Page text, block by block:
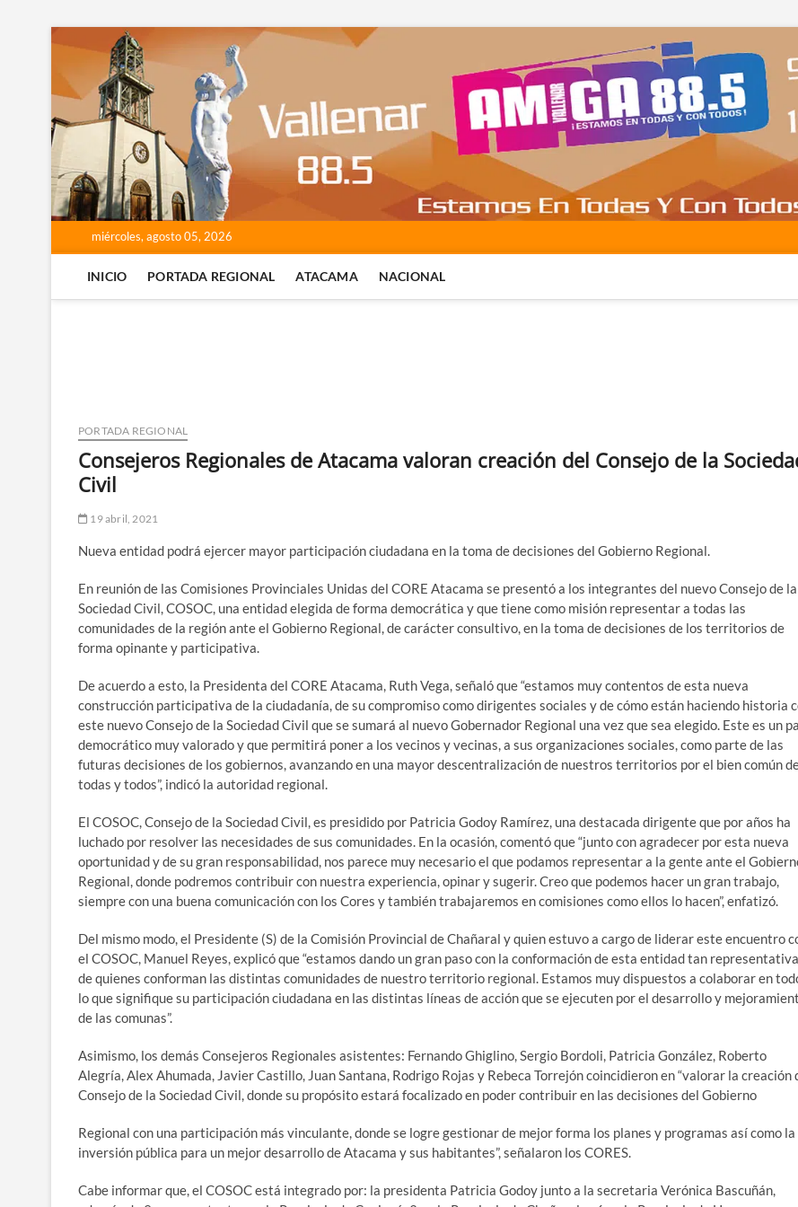
contenido
miércoles, agosto 05, 2026
INICIO PORTADA REGIONAL ATACAMA NACIONAL
PORTADA REGIONAL
Consejeros Regionales de Atacama valoran creación del Consejo de la
Civil
19 abril, 2021
Nueva entidad podrá ejercer mayor participación ciudadana en la toma de decisiones del Gobierno Regional.
En reunión de las Comisiones Provinciales Unidas del CORE Atacama se presentó a los integrantes del nuevo Consejo de la
Sociedad Civil, COSOC, una entidad elegida de forma democrática y que tiene como misión representar a todas las
comunidades de la región ante el Gobierno Regional, de carácter consultivo, en la toma de decisiones de los territorios de
forma opinante y participativa.
De acuerdo a esto, la Presidenta del CORE Atacama, Ruth Vega, señaló que “estamos muy contentos de esta nueva
construcción participativa de la ciudadanía, de su compromiso como dirigentes sociales y de cómo están haciendo historia
este nuevo Consejo de la Sociedad Civil que se sumará al nuevo Gobernador Regional una vez que sea elegido. Este es un
democrático muy valorado y que permitirá poner a los vecinos y vecinas, a sus organizaciones sociales, como parte de las
futuras decisiones de los gobiernos, avanzando en una mayor descentralización de nuestros territorios por el bien común
todas y todos”, indicó la autoridad regional.
El COSOC, Consejo de la Sociedad Civil, es presidido por Patricia Godoy Ramírez, una destacada dirigente que por años ha
luchado por resolver las necesidades de sus comunidades. En la ocasión, comentó que “junto con agradecer por esta nueva
oportunidad y de su gran responsabilidad, nos parece muy necesario el que podamos representar a la gente ante el
Regional, donde podremos contribuir con nuestra experiencia, opinar y sugerir. Creo que podemos hacer un gran trabajo,
siempre con una buena comunicación con los Cores y también trabajaremos en comisiones como ellos lo hacen”, enfatizó.
Del mismo modo, el Presidente (S) de la Comisión Provincial de Chañaral y quien estuvo a cargo de liderar este encuentro
el COSOC, Manuel Reyes, explicó que “estamos dando un gran paso con la conformación de esta entidad tan representativa
de quienes conforman las distintas comunidades de nuestro territorio regional. Estamos muy dispuestos a colaborar en
lo que signifique su participación ciudadana en las distintas líneas de acción que se ejecuten por el desarrollo y
de las comunas”.
Asimismo, los demás Consejeros Regionales asistentes: Fernando Ghiglino, Sergio Bordoli, Patricia González, Roberto
Alegría, Alex Ahumada, Javier Castillo, Juan Santana, Rodrigo Rojas y Rebeca Torrejón coincidieron en “valorar la creación
Consejo de la Sociedad Civil, donde su propósito estará focalizado en poder contribuir en las decisiones del Gobierno
Regional con una participación más vinculante, donde se logre gestionar de mejor forma los planes y programas así como la
inversión pública para un mejor desarrollo de Atacama y sus habitantes”, señalaron los CORES.
Cabe informar que, el COSOC está integrado por: la presidenta Patricia Godoy junto a la secretaria Verónica Bascuñán,